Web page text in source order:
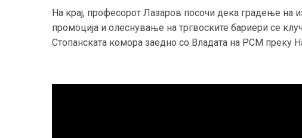
На крај, професорот Лазаров посочи дека градење на
промоција и олеснување на тргвоските бариери се
Стопанската комора заедно со Владата на РСМ преку